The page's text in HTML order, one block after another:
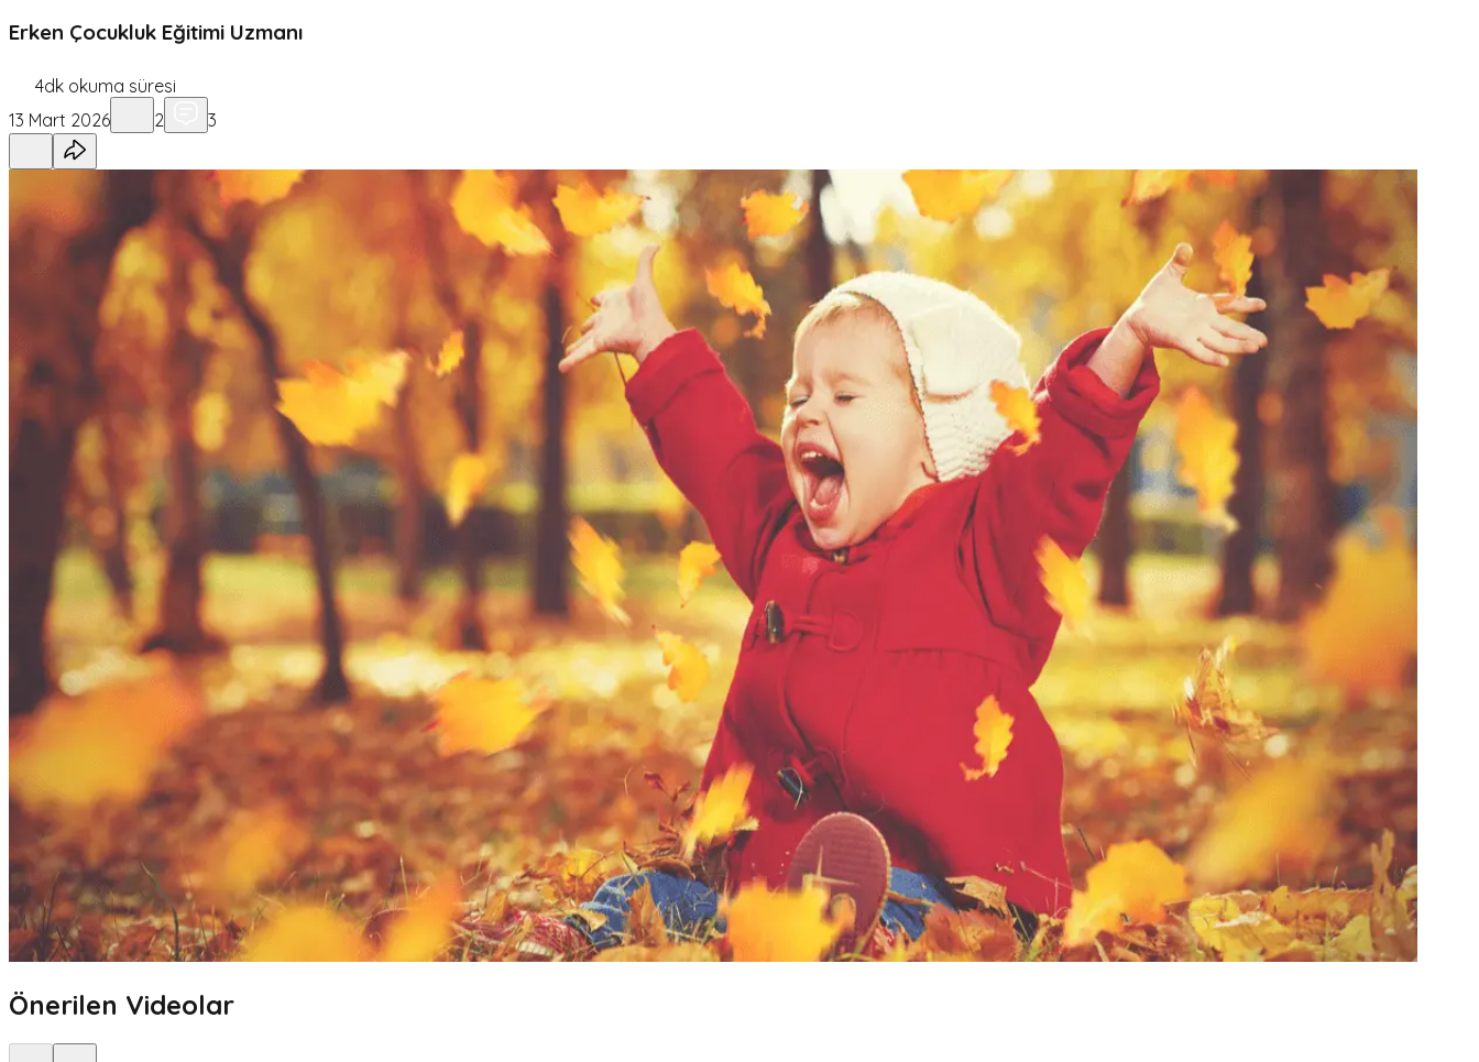
Erken Çocukluk Eğitimi Uzmanı
4dk okuma süresi
13 Mart 2026
2 3
Önerilen Videolar